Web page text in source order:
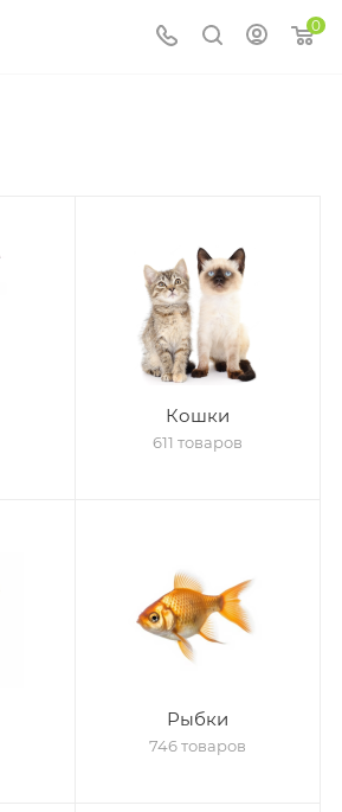
0
Кошки
611 товаров
Рыбки
746 товаров